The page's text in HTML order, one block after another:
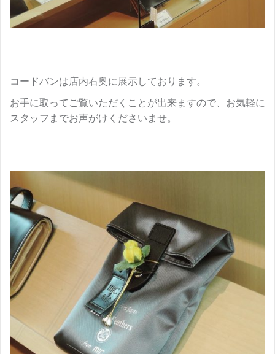
コードバンは店内右奥に展示しております。
お手に取ってご覧いただくことが出来ますので、お気軽に
スタッフまでお声がけくださいませ。